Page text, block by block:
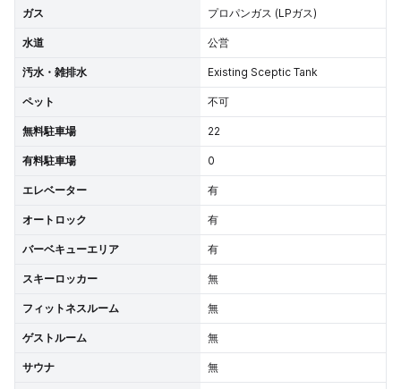
ガス プロパンガス (LPガス)
水道 公営
汚水・雑排水 Existing Sceptic Tank
ペット 不可
無料駐車場 22
有料駐車場 0
エレベーター 有
オートロック 有
バーベキューエリア 有
スキーロッカー 無
フィットネスルーム 無
ゲストルーム 無
サウナ 無